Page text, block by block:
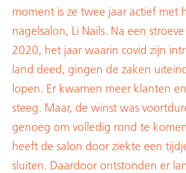
moment is ze twee jaar actief met
nagelsalon, Li Nails. Na een
2020, het jaar waarin covid zijn
land deed, gingen de zaken
lopen. Er kwamen meer klanten
steeg. Maar, de winst was
genoeg om volledig rond te
heeft de salon door ziekte een
sluiten. Daardoor ontstonden er